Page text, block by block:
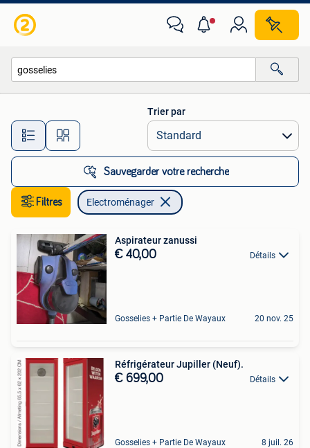
Toutes les distances…
Trier par
Sauvegarder votre recherche
Filtres Electroménager
Aspirateur zanussi
€ 40,00 Détails
Gosselies + Partie De Wayaux 20 nov. 25
Réfrigérateur Jupiller (Neuf).
€ 699,00 Détails
Gosselies + Partie De Wayaux 8 juil. 26